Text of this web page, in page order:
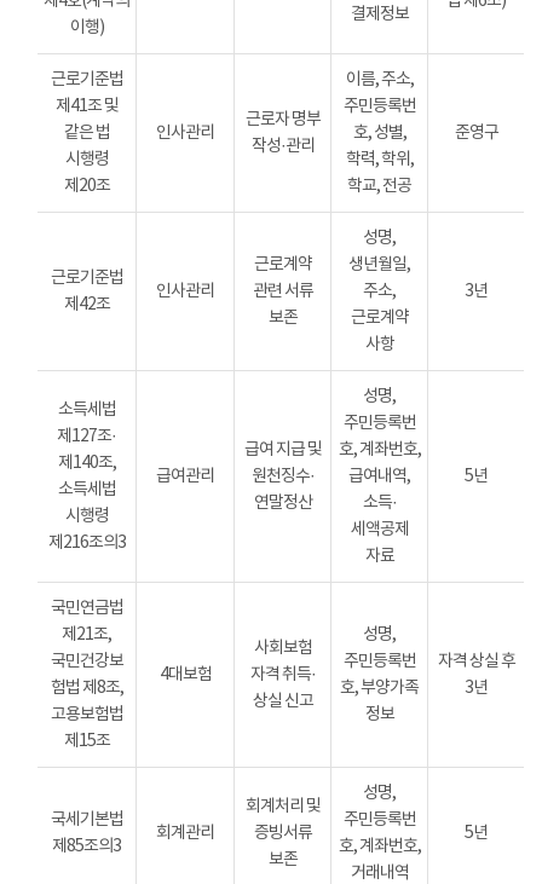
이행)
결제정보
근로기준법
제41조 및
같은 법
시행령
제20조
인사관리
근로자 명부
작성·관리
이름, 주소,
주민등록번
호, 성별,
학력, 학위,
학교, 전공
준영구
근로기준법
제42조
인사관리
근로계약
관련 서류
보존
성명,
생년월일,
주소,
근로계약
사항
3년
소득세법
제127조·
제140조,
소득세법
시행령
제216조의3
급여관리
급여 지급 및
원천징수·
연말정산
성명,
주민등록번
호, 계좌번호,
급여내역,
소득·
세액공제
자료
5년
국민연금법
제21조,
국민건강보
험법 제8조,
고용보험법
제15조
4대보험
사회보험
자격 취득·
상실 신고
성명,
주민등록번
호, 부양가족
정보
자격 상실 후
3년
국세기본법
제85조의3
회계관리
회계처리 및
증빙서류
보존
성명,
주민등록번
호, 계좌번호,
거래내역
5년